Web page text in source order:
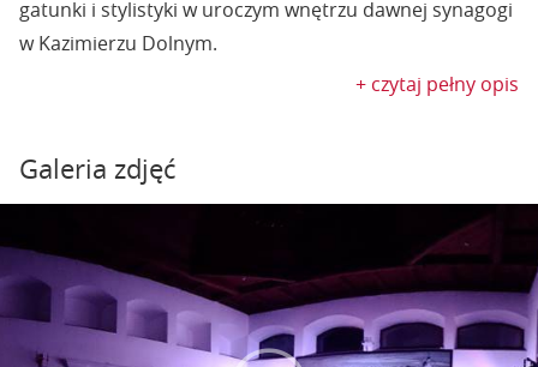
gatunki i stylistyki w uroczym wnętrzu dawnej synagogi
w Kazimierzu Dolnym.
+ czytaj pełny opis
Galeria zdjęć